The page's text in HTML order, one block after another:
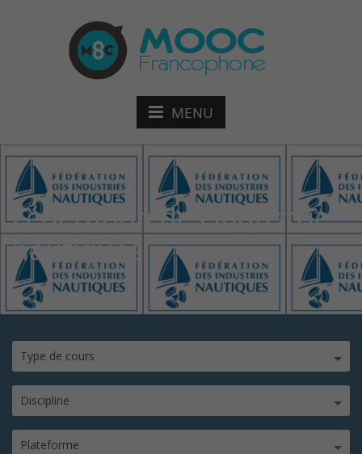
MENU
Fédération des industrie
nautiques
Type de cours
Discipline
Plateforme